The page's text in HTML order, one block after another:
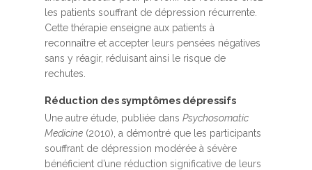
les patients souffrant de dépression récurrente.
Cette thérapie enseigne aux patients à
reconnaître et accepter leurs pensées négatives
sans y réagir, réduisant ainsi le risque de
rechutes.
Réduction des symptômes dépressifs
Une autre étude, publiée dans Psychosomatic
Medicine (2010), a démontré que les participants
souffrant de dépression modérée à sévère
bénéficient d’une réduction significative de leurs
Accueil
MBSR, MSC &
Méditation
MSC
Méditation pleine
Stage de méditation
Somatic
Somatic Experiencing
Entreprise